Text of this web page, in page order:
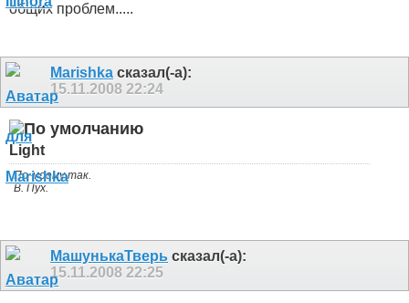
общих проблем.....
Marishka сказал(-а):
15.11.2008 22:24
Light
По-моему так.
В. Пух.
МашунькаТверь сказал(-а):
15.11.2008 22:25